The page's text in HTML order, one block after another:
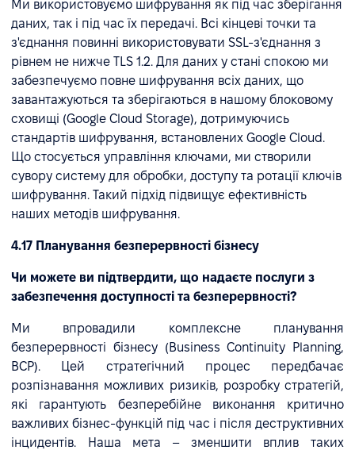
Ми використовуємо шифрування як під час зберігання
даних, так і під час їх передачі. Всі кінцеві точки та
з'єднання повинні використовувати SSL-з'єднання з
рівнем не нижче TLS 1.2. Для даних у стані спокою ми
забезпечуємо повне шифрування всіх даних, що
завантажуються та зберігаються в нашому блоковому
сховищі (Google Cloud Storage), дотримуючись
стандартів шифрування, встановлених Google Cloud.
Що стосується управління ключами, ми створили
сувору систему для обробки, доступу та ротації ключів
шифрування. Такий підхід підвищує ефективність
наших методів шифрування.
4.17 Планування безперервності бізнесу
Чи можете ви підтвердити, що надаєте послуги з
забезпечення доступності та безперервності?
Ми впровадили комплексне планування
безперервності бізнесу (Business Continuity Planning,
BCP). Цей стратегічний процес передбачає
розпізнавання можливих ризиків, розробку стратегій,
які гарантують безперебійне виконання критично
важливих бізнес-функцій під час і після деструктивних
інцидентів. Наша мета – зменшити вплив таких